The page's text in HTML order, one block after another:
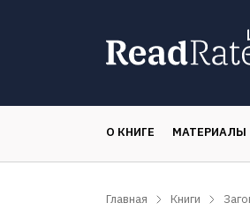
О КНИГЕ МАТЕРИАЛЫ
Главная Книги